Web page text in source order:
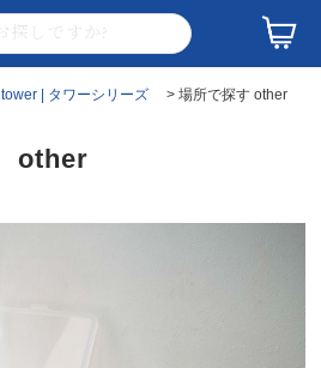
tower | タワーシリーズ 場所で探す other
other